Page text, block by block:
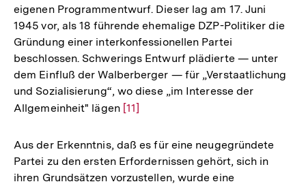
eigenen Programmentwurf. Dieser lag am 17. Juni
1945 vor, als 18 führende ehemalige DZP-Politiker die
Gründung einer interkonfessionellen Partei
beschlossen. Schwerings Entwurf plädierte — unter
dem Einfluß der Walberberger — für „Verstaatlichung
und Sozialisierung“, wo diese „im Interesse der
Allgemeinheit" lägen Zur
der
Fußnote
[11]
Aus der Erkenntnis, daß es für eine neugegründete
Partei zu den ersten Erfordernissen gehört, sich in
ihren Grundsätzen vorzustellen, wurde eine